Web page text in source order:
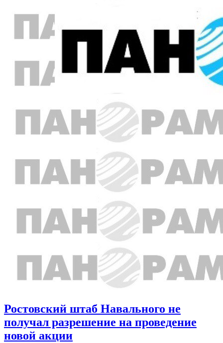
Ростовский штаб Навального не
получал разрешение на проведение
новой акции